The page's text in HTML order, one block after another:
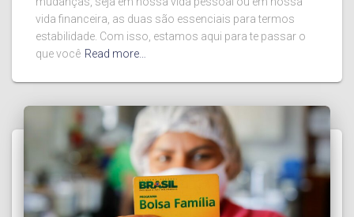
vida financeira, as duas são essenciais para termos
estabilidade. Com isso, estamos aqui para te passar o
que você Read more…